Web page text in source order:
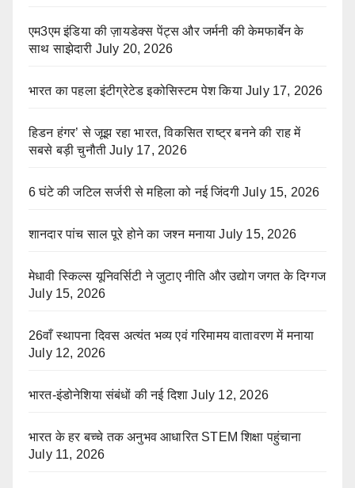
एम3एम इंडिया की ज़ायडेक्स पेंट्स और जर्मनी की केमफार्बेन के
साथ साझेदारी July 20, 2026
भारत का पहला इंटीग्रेटेड इकोसिस्टम पेश किया July 17, 2026
हिडन हंगर’ से जूझ रहा भारत, विकसित राष्ट्र बनने की राह में
सबसे बड़ी चुनौती July 17, 2026
6 घंटे की जटिल सर्जरी से महिला को नई जिंदगी July 15, 2026
शानदार पांच साल पूरे होने का जश्न मनाया July 15, 2026
मेधावी स्किल्स यूनिवर्सिटी ने जुटाए नीति और उद्योग जगत के दिग्गज
July 15, 2026
26वाँ स्थापना दिवस अत्यंत भव्य एवं गरिमामय वातावरण में मनाया
July 12, 2026
भारत-इंडोनेशिया संबंधों की नई दिशा July 12, 2026
भारत के हर बच्चे तक अनुभव आधारित STEM शिक्षा पहुंचाना
July 11, 2026